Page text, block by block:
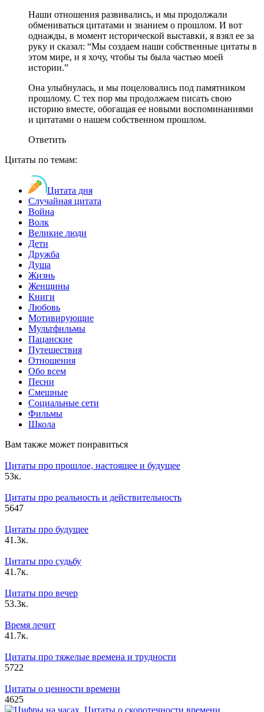
Наши отношения развивались, и мы продолжали
обмениваться цитатами и знанием о прошлом. И вот
однажды, в момент исторической выставки, я взял ее за
руку и сказал: “Мы создаем наши собственные цитаты в
этом мире, и я хочу, чтобы ты была частью моей
истории.”
Она улыбнулась, и мы поцеловались под памятником
прошлому. С тех пор мы продолжаем писать свою
историю вместе, обогащая ее новыми воспоминаниями
и цитатами о нашем собственном прошлом.
Ответить
Цитаты по темам:
Цитата дня
Случайная цитата
Война
Волк
Великие люди
Дети
Дружба
Душа
Жизнь
Женщины
Книги
Любовь
Мотивирующие
Мультфильмы
Пацанские
Путешествия
Отношения
Обо всем
Песни
Смешные
Социальные сети
Фильмы
Школа
Вам также может понравиться
Цитаты про прошлое, настоящее и будущее
53к.
Цитаты про реальность и действительность
5647
Цитаты про будущее
41.3к.
Цитаты про судьбу
41.7к.
Цитаты про вечер
53.3к.
Время лечит
41.7к.
Цитаты про тяжелые времена и трудности
5722
Цитаты о ценности времени
4625